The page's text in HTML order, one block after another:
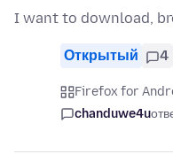
I want to download,
Открытый 4
Firefox for
chanduwe4u